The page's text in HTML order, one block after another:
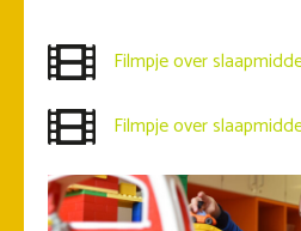
Filmpje over
Filmpje over